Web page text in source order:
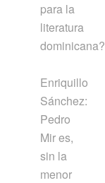
para la
literatura
dominicana?
Enriquillo
Sánchez:
Pedro
Mir es,
sin la
menor